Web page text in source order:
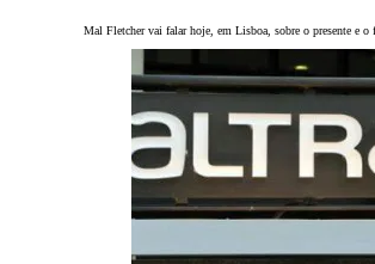
Mal Fletcher vai falar hoje, em Lisboa, sobre o presente e o